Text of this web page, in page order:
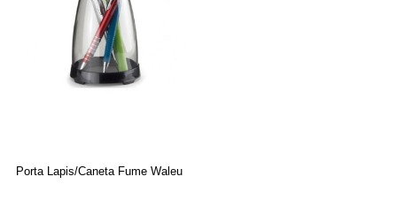
Porta Lapis/Caneta Fume Waleu